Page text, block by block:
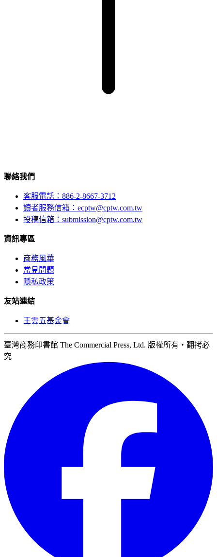
聯絡我們
客服電話：886-2-8667-3712
讀者服務信箱：ecptw@cptw.com.tw
投稿信箱： submission@cptw.com.tw
資訊專區
商務風華
常見問題
隱私政策
友站連結
王雲五基金會
臺灣商務印書館 The Commercial Press, Ltd. 版權所有‧翻拷必
究